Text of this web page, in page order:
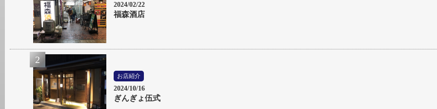
2024/02/22
福森酒店
お店紹介
2024/10/16
ぎんぎょ伍式